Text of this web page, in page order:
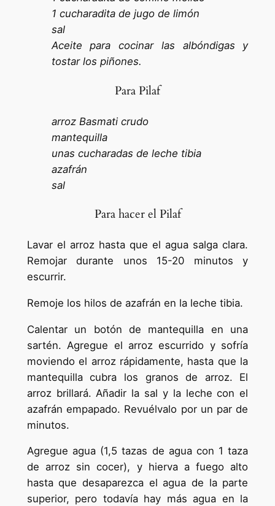
1 cucharadita de jugo de limón
sal
Aceite para cocinar las albóndigas y
tostar los piñones.
Para Pilaf
arroz Basmati crudo
mantequilla
unas cucharadas de leche tibia
azafrán
sal
Para hacer el Pilaf
Lavar el arroz hasta que el agua salga clara.
Remojar durante unos 15-20 minutos y
escurrir.
Remoje los hilos de azafrán en la leche tibia.
Calentar un botón de mantequilla en una
sartén. Agregue el arroz escurrido y sofría
moviendo el arroz rápidamente, hasta que la
mantequilla cubra los granos de arroz. El
arroz brillará. Añadir la sal y la leche con el
azafrán empapado. Revuélvalo por un par de
minutos.
Agregue agua (1,5 tazas de agua con 1 taza
de arroz sin cocer), y hierva a fuego alto
hasta que desaparezca el agua de la parte
superior, pero todavía hay más agua en la